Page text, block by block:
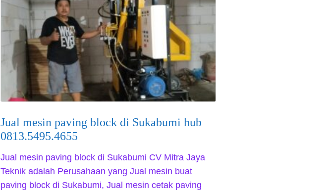
Jual mesin paving block di Sukabumi hub
0813.5495.4655
Jual mesin paving block di Sukabumi CV Mitra Jaya
Teknik adalah Perusahaan yang Jual mesin buat
paving block di Sukabumi, Jual mesin cetak paving